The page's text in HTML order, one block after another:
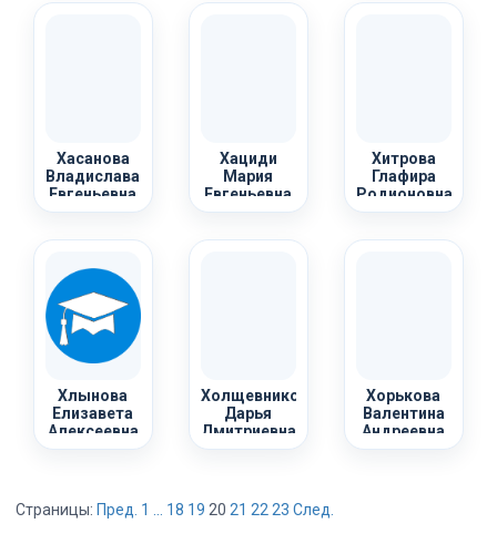
Хасанова
Владислава
Евгеньевна
Хациди
Мария
Евгеньевна
Хитрова
Глафира
Родионовна
Хлынова
Елизавета
Алексеевна
Холщевникова
Дарья
Дмитриевна
Хорькова
Валентина
Андреевна
Страницы: Пред. 1 18 19 20 21 22 23 След.